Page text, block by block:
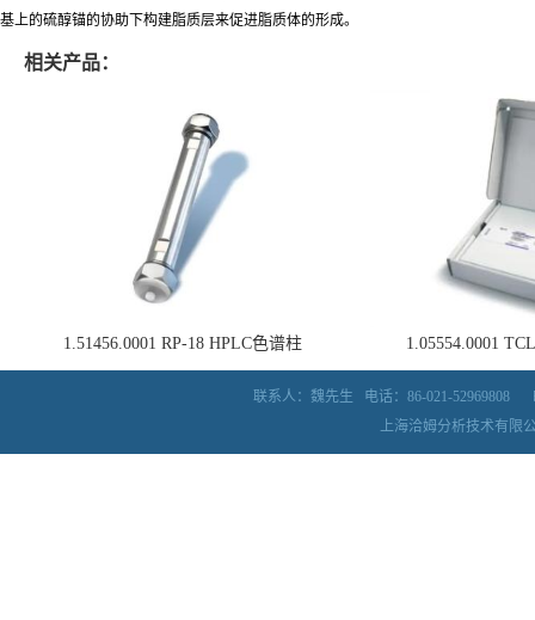
基上的硫醇锚的协助下构建脂质层来促进脂质体的形成。
相关产品：
1.51456.0001 RP-18 HPLC色谱柱 1.05554.0001
联系人：魏先生 电话：86-021-52969808
上海洽姆分析技术有限